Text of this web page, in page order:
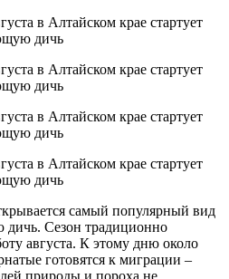
самый популярный вид
Сезон традиционно
августа. К этому дню около
готовятся к миграции –
природы и пороха не